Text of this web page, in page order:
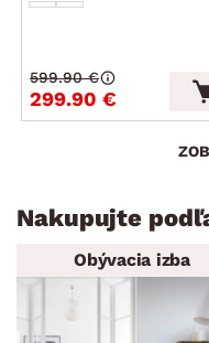
299.90 €
599.90 €
Nakupujte
Obývacia izba